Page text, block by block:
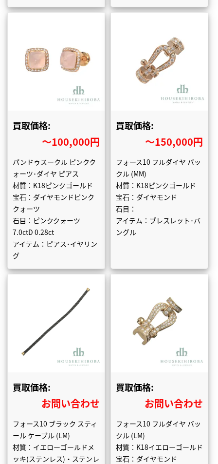
買取価格:
〜100,000円
パンドゥスークル ピンクク
ォーツ･ダイヤ ピアス
材質：K18ピンクゴールド
宝石：ダイヤモンドピンク
クォーツ
石目：ピンククォーツ
7.0ctD 0.28ct
アイテム：ピアス･イヤリン
グ
買取価格:
〜150,000円
フォース10 フルダイヤ バッ
クル (MM)
材質：K18ピンクゴールド
宝石：ダイヤモンド
石目：
アイテム：ブレスレット･バ
ングル
買取価格:
お問い合わせ
フォース10 ブラック スティ
ール ケーブル (LM)
材質：イエローゴールドメ
ッキ(ステンレス)・ステンレ
買取価格:
お問い合わせ
フォース10 フルダイヤ バッ
クル (LM)
材質：K18イエローゴールド
宝石：ダイヤモンド